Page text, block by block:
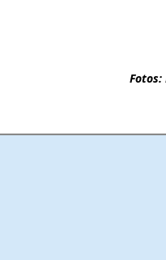
Fotos: